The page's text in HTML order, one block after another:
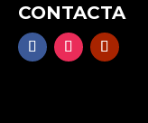
CONTACTA